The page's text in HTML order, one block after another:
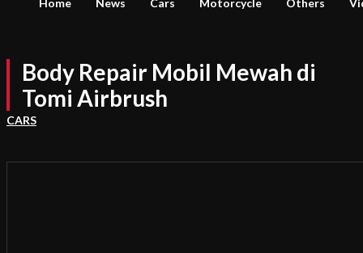
Home News Cars Motorcycle Others
Body Repair Mobil Mewah di
Tomi Airbrush
CARS